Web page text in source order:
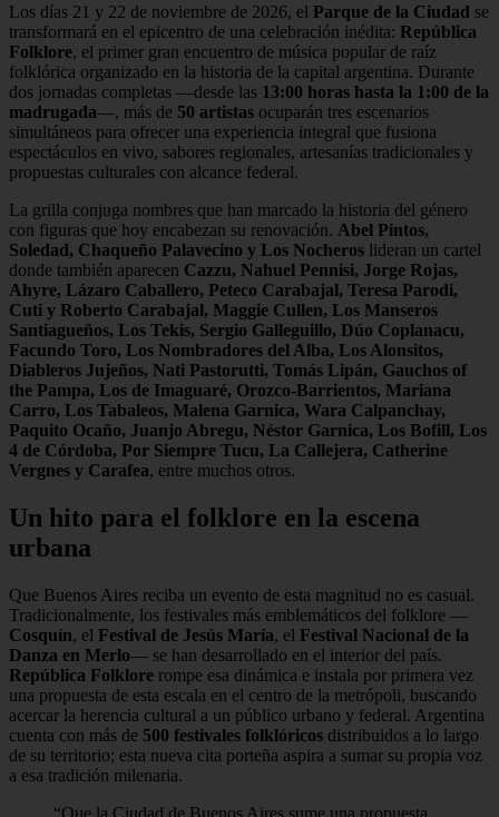
Los días 21 y 22 de noviembre de 2026, el Parque de la Ciudad se
transformará en el epicentro de una celebración inédita: República
Folklore, el primer gran encuentro de música popular de raíz
folklórica organizado en la historia de la capital argentina. Durante
dos jornadas completas —desde las 13:00 horas hasta la 1:00 de la
madrugada—, más de 50 artistas ocuparán tres escenarios
simultáneos para ofrecer una experiencia integral que fusiona
espectáculos en vivo, sabores regionales, artesanías tradicionales y
propuestas culturales con alcance federal.
La grilla conjuga nombres que han marcado la historia del género
con figuras que hoy encabezan su renovación. Abel Pintos,
Soledad, Chaqueño Palavecino y Los Nocheros lideran un cartel
donde también aparecen Cazzu, Nahuel Pennisi, Jorge Rojas,
Ahyre, Lázaro Caballero, Peteco Carabajal, Teresa Parodi,
Cuti y Roberto Carabajal, Maggie Cullen, Los Manseros
Santiagueños, Los Tekis, Sergio Galleguillo, Dúo Coplanacu,
Facundo Toro, Los Nombradores del Alba, Los Alonsitos,
Diableros Jujeños, Nati Pastorutti, Tomás Lipán, Gauchos of
the Pampa, Los de Imaguaré, Orozco-Barrientos, Mariana
Carro, Los Tabaleos, Malena Garnica, Wara Calpanchay,
Paquito Ocaño, Juanjo Abregu, Néstor Garnica, Los Bofill, Los
4 de Córdoba, Por Siempre Tucu, La Callejera, Catherine
Vergnes y Carafea, entre muchos otros.
Un hito para el folklore en la escena
urbana
Que Buenos Aires reciba un evento de esta magnitud no es casual.
Tradicionalmente, los festivales más emblemáticos del folklore —
Cosquín, el Festival de Jesús María, el Festival Nacional de la
Danza en Merlo— se han desarrollado en el interior del país.
República Folklore rompe esa dinámica e instala por primera vez
una propuesta de esta escala en el centro de la metrópoli, buscando
acercar la herencia cultural a un público urbano y federal. Argentina
cuenta con más de 500 festivales folklóricos distribuidos a lo largo
de su territorio; esta nueva cita porteña aspira a sumar su propia voz
a esa tradición milenaria.
“Que la Ciudad de Buenos Aires sume una propuesta